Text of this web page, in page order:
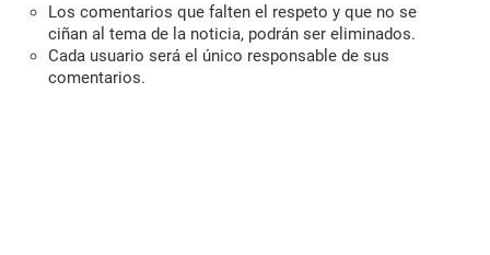
Los comentarios que falten el respeto y que no se
ciñan al tema de la noticia, podrán ser eliminados.
Cada usuario será el único responsable de sus
comentarios.